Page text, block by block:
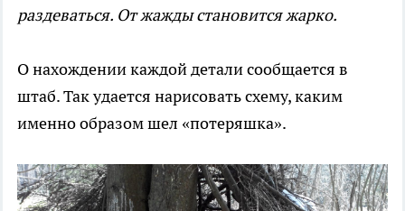
раздеваться. От жажды становится жарко.
О нахождении каждой детали сообщается в
штаб. Так удается нарисовать схему, каким
именно образом шел «потеряшка».